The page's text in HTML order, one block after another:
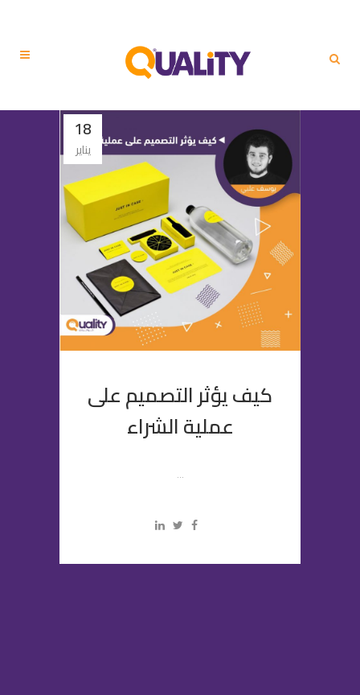
18
يناير
كيف يؤثر التصميم على
عملية الشراء
...